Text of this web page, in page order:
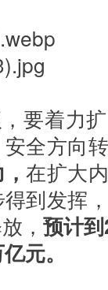
要着力
全方向
在扩大
到发挥
，预计
元。